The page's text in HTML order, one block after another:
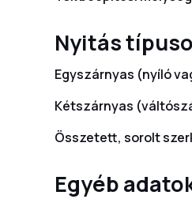
Nyitás
Egyszárnyas (nyíló
Kétszárnyas
Összetett, sorolt
Egyéb